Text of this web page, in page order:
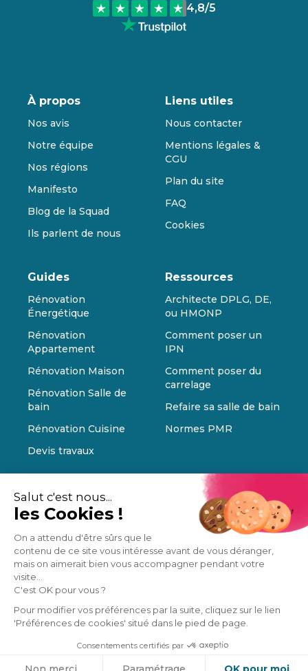
Salut c'est nous...
les Cookies !
On a attendu d'être sûrs que le
contenu de ce site vous intéresse avant de vous déranger,
mais on aimerait bien vous accompagner pendant votre
visite...
C'est OK pour vous ?
Pour modifier vos préférences par la suite, cliquez sur le lien
'Préférences de cookies' situé dans le pied de page.
Consentements certifiés par
4,8/5
À propos
Nos avis
Notre équipe
Nos régions
Manifesto
Blog de la Squad
Ils parlent de nous
Liens utiles
Nous contacter
Mentions légales &
CGU
Plan du site
FAQ
Cookies
Guides
Rénovation
Énergétique
Rénovation
Appartement
Rénovation Maison
Rénovation Salle de
bain
Rénovation Cuisine
Devis travaux
Ressources
Architecte DPLG, DE,
ou HMONP
Comment poser un
IPN
Comment poser du
carrelage
Refaire sa salle de bain
Normes PMR